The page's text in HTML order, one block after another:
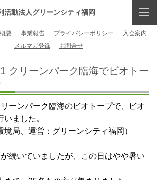
活動法人グリーンシティ福岡
要 事業報告 プライバシーポリシー
入会案内
メルマガ登録
お問合せ
クリーンパーク臨海でビオトー
ーンパーク臨海のビオトープで、ビオ
いました。
境局、運営：グリーンシティ福岡）
続いていましたが、この日はやや暑い